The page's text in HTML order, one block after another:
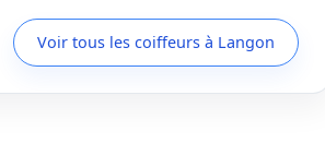
Voir tous les coiffeurs à Langon